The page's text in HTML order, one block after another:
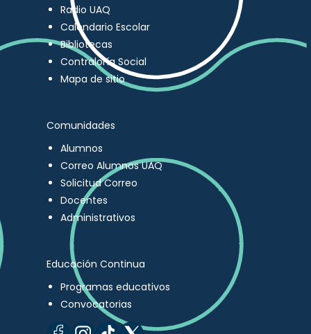
Radio UAQ
Calendario Escolar
Bibliotecas
Contraloría Social
Mapa de sitio
Comunidades
Alumnos
Correo Alumnos UAQ
Solicitud Correo
Docentes
Administrativos
Educación Continua
Programas educativos
Convocatorias